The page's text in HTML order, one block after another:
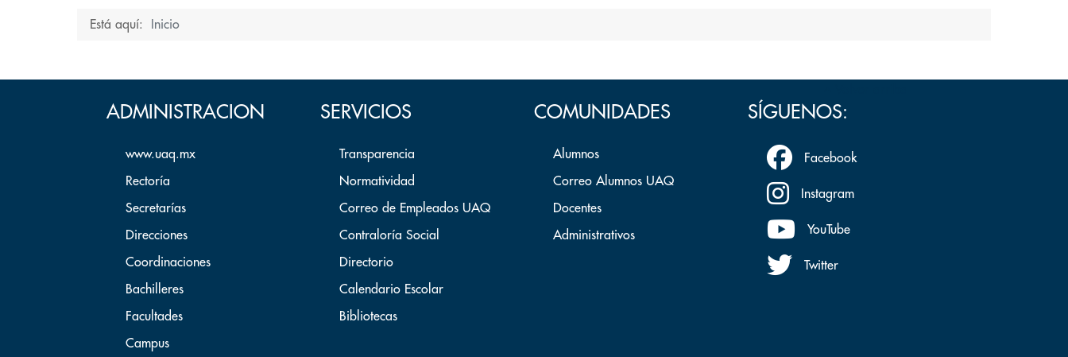
Está aquí: Inicio
ADMINISTRACION
www.uaq.mx
Rectoría
Secretarías
Direcciones
Coordinaciones
Bachilleres
Facultades
Campus
SERVICIOS
Transparencia
Normatividad
Correo de Empleados UAQ
Contraloría Social
Directorio
Calendario Escolar
Bibliotecas
COMUNIDADES
Alumnos
Correo Alumnos UAQ
Docentes
Administrativos
SÍGUENOS:
Facebook
Instagram
YouTube
Twitter